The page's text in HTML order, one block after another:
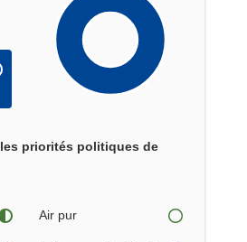
priorités politiques de
Air pur